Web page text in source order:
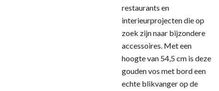
restaurants en
interieurprojecten die op
zoek zijn naar bijzondere
accessoires. Met een
hoogte van 54,5 cm is deze
gouden vos met bord een
echte blikvanger op de